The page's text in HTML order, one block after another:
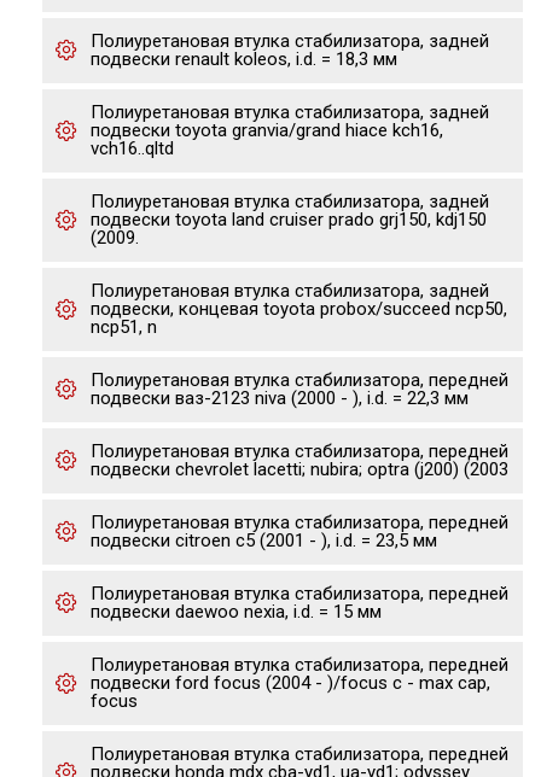
Полиуретановая втулка стабилизатора, задней
подвески renault koleos, i.d. = 18,3 мм
Полиуретановая втулка стабилизатора, задней
подвески toyota granvia/grand hiace kch16,
vch16..qltd
Полиуретановая втулка стабилизатора, задней
подвески toyota land cruiser prado grj150, kdj150
(2009.
Полиуретановая втулка стабилизатора, задней
подвески, концевая toyota probox/succeed ncp50,
ncp51, n
Полиуретановая втулка стабилизатора, передней
подвески ваз-2123 niva (2000 - ), i.d. = 22,3 мм
Полиуретановая втулка стабилизатора, передней
подвески chevrolet lacetti; nubira; optra (j200) (2003
Полиуретановая втулка стабилизатора, передней
подвески citroen c5 (2001 - ), i.d. = 23,5 мм
Полиуретановая втулка стабилизатора, передней
подвески daewoo nexia, i.d. = 15 мм
Полиуретановая втулка стабилизатора, передней
подвески ford focus (2004 - )/focus c - max cap,
focus
Полиуретановая втулка стабилизатора, передней
подвески honda mdx cba-yd1, ua-yd1; odyssey